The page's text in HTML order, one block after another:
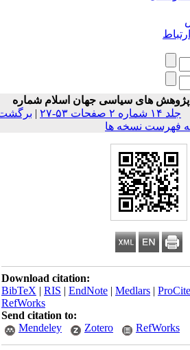
شماره ۲ - ( پژوهش های سیاسی جهان اسلام شماره
جلد ۱۴ شماره ۲ صفحات ۵۳-۲۷ |برگشت
فهرست نسخه ها
Download citation:
BibTeX|RIS|EndNote|Medlars|
RefWorks
Send citation to:
Mendeley
Zotero RefWorks